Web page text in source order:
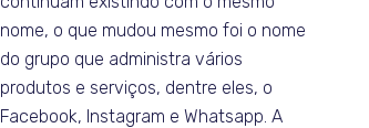
nome, o que mudou mesmo foi o nome
do grupo que administra vários
produtos e serviços, dentre eles, o
Facebook, Instagram e Whatsapp. A